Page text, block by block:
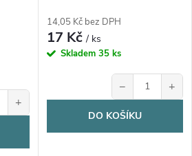
+
14,05 Kč bez DPH
17 Kč/ ks
Skladem 35 ks
− +
DO KOŠÍKU